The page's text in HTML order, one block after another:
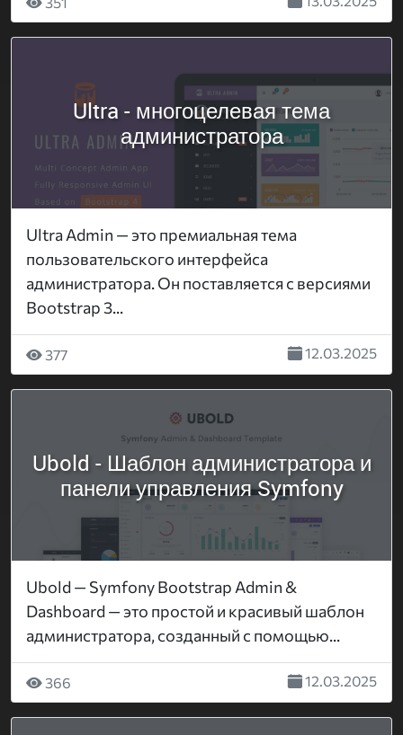
Ultra - многоцелевая тема
администратора
Ultra Admin — это премиальная тема
пользовательского интерфейса
администратора. Он поставляется с версиями
Bootstrap 3...
377 12.03.2025
Ubold - Шаблон администратора и
панели управления Symfony
Ubold — Symfony Bootstrap Admin &
Dashboard — это простой и красивый шаблон
администратора, созданный с помощью...
366 12.03.2025